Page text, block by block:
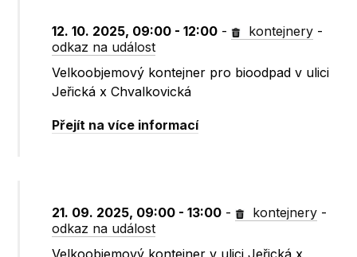
12. 10. 2025, 09:00 - 12:00 - kontejnery -
odkaz na událost
Velkoobjemový kontejner pro bioodpad v ulici
Jeřická x Chvalkovická
Přejít na více informací
21. 09. 2025, 09:00 - 13:00 - kontejnery -
odkaz na událost
Velkoobjemový kontejner v ulici Jeřická x